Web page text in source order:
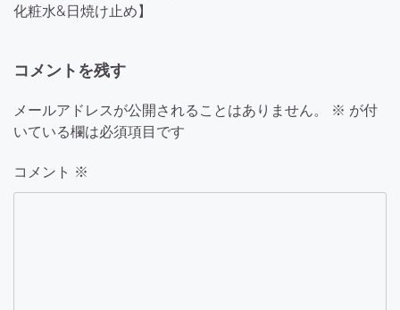
ゲ
シ
ョ
ン
化粧水&日焼け止め】
コメントを残す
メールアドレスが公開されることはありません。 ※ が付
いている欄は必須項目です
コメント ※